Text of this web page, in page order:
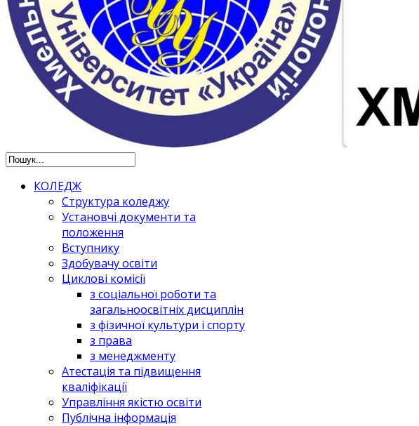
КОЛЕДЖ
Структура коледжу
Установчі документи та
положення
Вступнику
Здобувачу освіти
Циклові комісії
з соціальної роботи та
загальноосвітніх дисциплін
з фізичної культури і спорту
з права
з менеджменту
Атестація та підвищення
кваліфікації
Управління якістю освіти
Публічна інформація